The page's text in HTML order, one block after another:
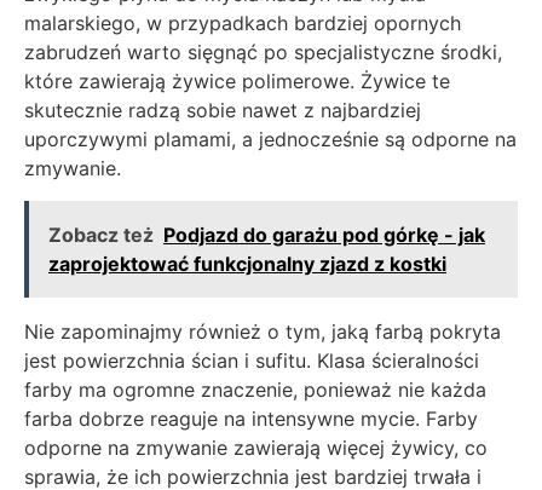
malarskiego, w przypadkach bardziej opornych
zabrudzeń warto sięgnąć po specjalistyczne środki,
które zawierają żywice polimerowe. Żywice te
skutecznie radzą sobie nawet z najbardziej
uporczywymi plamami, a jednocześnie są odporne na
zmywanie.
Zobacz też Podjazd do garażu pod górkę - jak
zaprojektować funkcjonalny zjazd z kostki
Nie zapominajmy również o tym, jaką farbą pokryta
jest powierzchnia ścian i sufitu. Klasa ścieralności
farby ma ogromne znaczenie, ponieważ nie każda
farba dobrze reaguje na intensywne mycie. Farby
odporne na zmywanie zawierają więcej żywicy, co
sprawia, że ich powierzchnia jest bardziej trwała i